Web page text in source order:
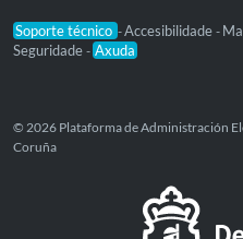
Soporte técnico -Accesibilidade -
Seguridade - Axuda
© 2026 Plataforma de Administración
Coruña